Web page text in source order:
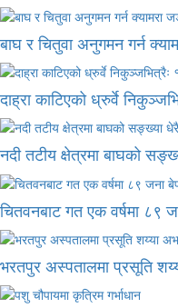
बाघ र चितुवा अनुगमन गर्न
दाह्रा काटिएको ध्रुर्वे
नदी तटीय क्षेत्रमा बाघको
चितवनबाट गत एक वर्षमा ८९
भरतपुर अस्पतालमा प्रसूति